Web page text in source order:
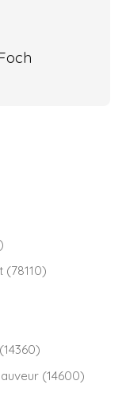
(14600)